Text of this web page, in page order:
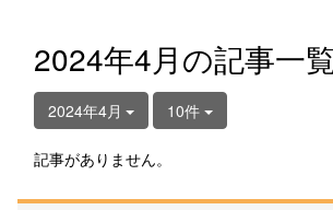
2024年4月の記事一
2024年4月 10件
記事がありません。